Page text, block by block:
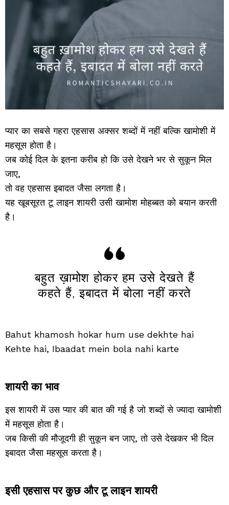
प्यार का सबसे गहरा एहसास अक्सर शब्दों में नहीं बल्कि खामोशी में
महसूस होता है।
जब कोई दिल के इतना करीब हो कि उसे देखने भर से सुकून मिल
जाए,
तो वह एहसास इबादत जैसा लगता है।
यह खूबसूरत टू लाइन शायरी उसी खामोश मोहब्बत को बयान करती
है।
बहुत ख़ामोश होकर हम उसे देखते हैं
कहते हैं, इबादत में बोला नहीं करते
Bahut khamosh hokar hum use dekhte hai
Kehte hai, Ibaadat mein bola nahi karte
शायरी का भाव
इस शायरी में उस प्यार की बात की गई है जो शब्दों से ज्यादा खामोशी
में महसूस होता है।
जब किसी की मौजूदगी ही सुकून बन जाए, तो उसे देखकर भी दिल
इबादत जैसा महसूस करता है।
इसी एहसास पर कुछ और टू लाइन शायरी